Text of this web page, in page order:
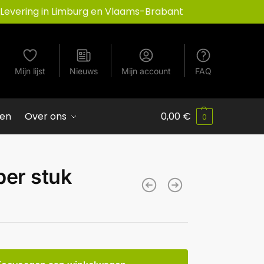
Levering in Limburg en Vlaams-Brabant
Mijn lijst Nieuws Mijn account FAQ
Over ons 0,00 € 0
stuk